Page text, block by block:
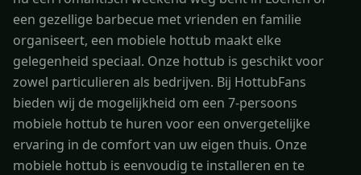
een gezellige barbecue met vrienden en familie
organiseert, een mobiele hottub maakt elke
gelegenheid speciaal. Onze hottub is geschikt voor
zowel particulieren als bedrijven. Bij HottubFans
bieden wij de mogelijkheid om een 7-persoons
mobiele hottub te huren voor een onvergetelijke
ervaring in de comfort van uw eigen thuis. Onze
mobiele hottub is eenvoudig te installeren en te